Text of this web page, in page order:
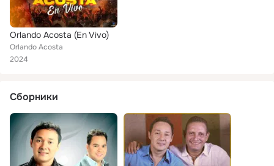
Orlando Acosta (En Vivo)
Orlando Acosta
2024
Сборники